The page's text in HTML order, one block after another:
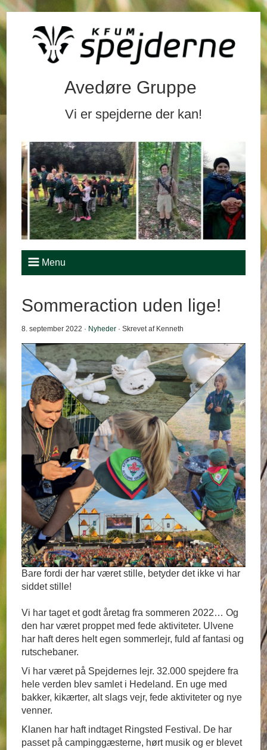
Avedøre Gruppe
Vi er spejderne der kan!
Menu
Sommeraction uden lige!
8. september 2022 · Nyheder · Skrevet af Kenneth
Bare fordi der har været stille, betyder det ikke vi har
siddet stille!
Vi har taget et godt åretag fra sommeren 2022… Og
den har været proppet med fede aktiviteter. Ulvene
har haft deres helt egen sommerlejr, fuld af fantasi og
rutschebaner.
Vi har været på Spejdernes lejr. 32.000 spejdere fra
hele verden blev samlet i Hedeland. En uge med
bakker, kikærter, alt slags vejr, fede aktiviteter og nye
venner.
Klanen har haft indtaget Ringsted Festival. De har
passet på campinggæsterne, hørt musik og er blevet